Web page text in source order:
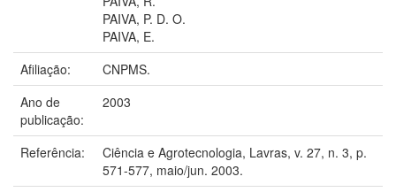
PAIVA, P. D. O.
PAIVA, E.
Afiliação:
CNPMS.
Ano de
publicação:
2003
Referência:
Ciência e Agrotecnologia, Lavras, v. 27, n. 3, p.
571-577, maio/jun. 2003.